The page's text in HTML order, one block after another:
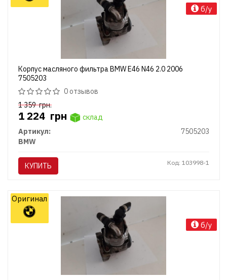
Корпус масляного фильтра BMW E46 N46 2.0 2006
7505203
0 отзывов
1 359грн.
1 224 грн
склад
Артикул:
7505203
BMW
КУПИТЬ Код: 103998-1
б/у
Оригинал
б/у